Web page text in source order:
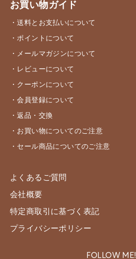
お買い物ガイド
・送料とお支払いについて
・ポイントについて
・メールマガジンについて
・レビューについて
・クーポンについて
・会員登録について
・返品・交換
・お買い物についてのご注意
・セール商品についてのご注意
よくあるご質問
会社概要
特定商取引に基づく表記
プライバシーポリシー
FOLLOW ME!